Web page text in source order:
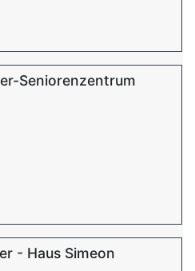
Seniorenzentrum
- Haus Simeon